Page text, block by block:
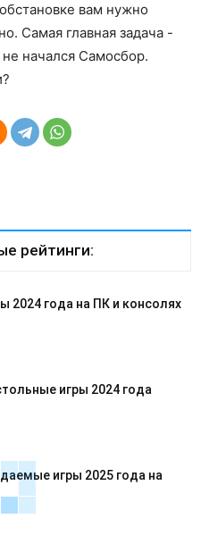
вам нужно
Самая главная задача -
не начался Самосбор.
рейтинги:
2024 года на ПК и консолях
игры 2024 года
игры 2025 года на